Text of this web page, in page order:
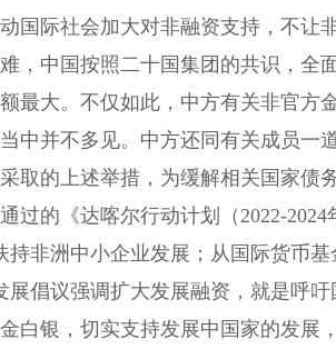
际社会加大对非融资支持，不让
，中国按照二十国集团的共识，全
最大。不仅如此，中方有关非官方
中并不多见。中方还同有关成员一
取的上述举措，为缓解相关国家债
过的《达喀尔行动计划（2022-
非洲中小企业发展；从国际货币
倡议强调扩大发展融资，就是呼
白银，切实支持发展中国家的发展，